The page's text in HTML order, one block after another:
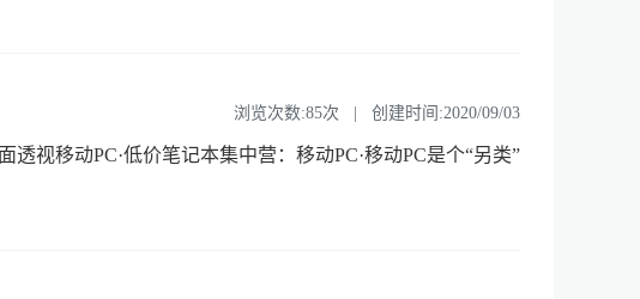
浏览次数:85次 | 创建时间:2020/09/03
透视移动PC·低价笔记本集中营：移动PC·移动PC是个“另类”